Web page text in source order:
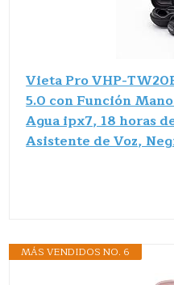
Vieta Pro VHP-
5.0 con Función
Agua ipx7, 18 horas
Asistente de Voz,
MÁS VENDIDOS NO. 6